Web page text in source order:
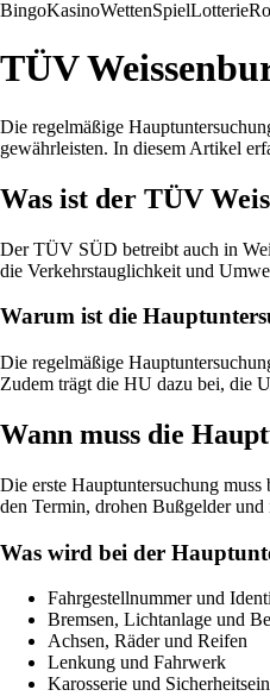
BingoKasinoWettenSpielLotterie
TÜV
Die regelmäßige
gewährleisten. In diesem Artikel
Was ist der TÜV
Der TÜV SÜD betreibt auch in
die Verkehrstauglichkeit und
Warum ist die
Die regelmäßige
Zudem trägt die HU dazu bei, die
Wann muss die
Die erste Hauptuntersuchung
den Termin, drohen Bußgelder
Was wird bei der
Fahrgestellnummer und
Bremsen, Lichtanlage und
Achsen, Räder und Reifen
Lenkung und Fahrwerk
Karosserie und